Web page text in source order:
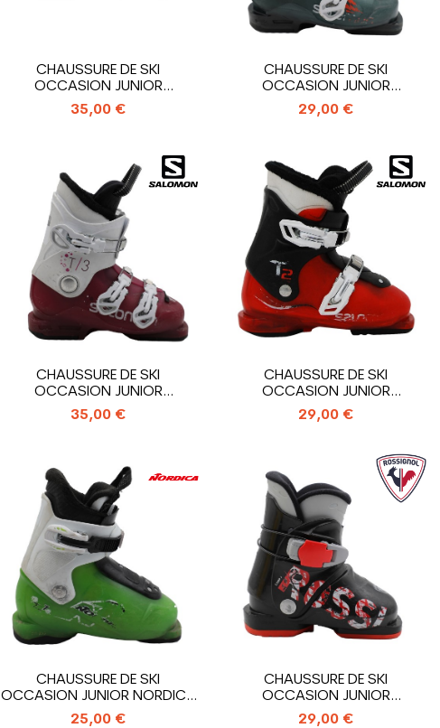
CHAUSSURE DE SKI
OCCASION JUNIOR
SALOMON T3 RT_3...
35,00 €
CHAUSSURE DE SKI
OCCASION JUNIOR
SALOMON T2 RT_2...
29,00 €
CHAUSSURE DE SKI
OCCASION JUNIOR
SALOMON T3_3 CROCHETS
35,00 €
CHAUSSURE DE SKI
OCCASION JUNIOR
SALOMON T2_2 CROCHETS
29,00 €
CHAUSSURE DE SKI
OCCASION JUNIOR NORDICA
TEAM T1_1...
25,00 €
CHAUSSURE DE SKI
OCCASION JUNIOR
ROSSIGNOL COMP...
29,00 €